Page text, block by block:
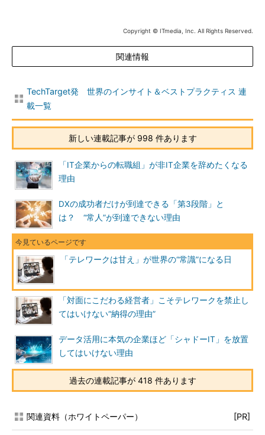
Copyright © ITmedia, Inc. All Rights Reserved.
関連情報
TechTarget発 世界のインサイト＆ベストプラクティス 連
載一覧
新しい連載記事が 998 件あります
「IT企業からの転職組」が非IT企業を辞めたくなる
理由
DXの成功者だけが到達できる「第3段階」と
は？ “常人”が到達できない理由
「テレワークは甘え」が世界の“常識”になる日
「対面にこだわる経営者」こそテレワークを禁止し
てはいけない“納得の理由”
データ活用に本気の企業ほど「シャドーIT」を放置
してはいけない理由
過去の連載記事が 418 件あります
関連資料（ホワイトペーパー） [PR]